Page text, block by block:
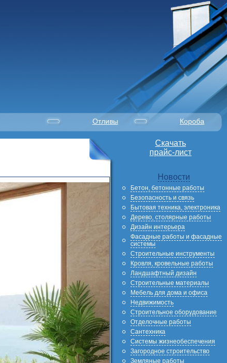
Отливы Короба
Скачать
прайс-лист
Новости
Бетон, бетонные работы
Безопасность и связь
Бытовая техника, электроника
Дерево, столярные работы
Дизайн интерьера
Фасадные работы и фасадные
системы
Строительные инструменты
Кровля, кровельные работы
Ландшафтный дизайн
Строительные материалы
Мебель для дома и офиса
Недвижимость
Строительное оборудование
Отделочные работы
Сантехника
Системы жизнеобеспечения
Загородное строительство
Земляные работы